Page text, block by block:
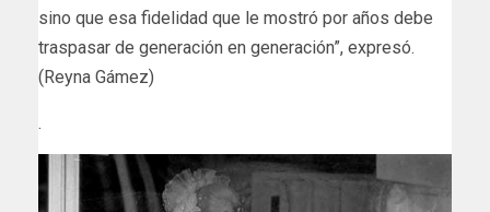
sino que esa fidelidad que le mostró por años debe
traspasar de generación en generación”, expresó.
(Reyna Gámez)
.